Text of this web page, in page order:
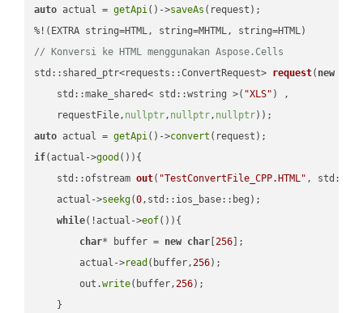
auto actual = getApi()->saveAs (request);
// Konversi ke HTML menggunakan Aspose.Cells
std::shared_ptr<requests::ConvertRequest> request( new
    std::make_shared< std::wstring >(
"XLS" ) ,
    requestFile,
nullptr, nullptr, nullptr))
auto actual = getApi()->convert
if(actual->good ()){
std::ofstream out( "TestConvertFile_CPP.HTML" ,
    actual->
seekg(0,std::ios_base::beg);
while(!actual->eof()){
char* buffer = new char [256 ];
        actual->
read (buffer,256);
        out.
write(buffer,256);
    }